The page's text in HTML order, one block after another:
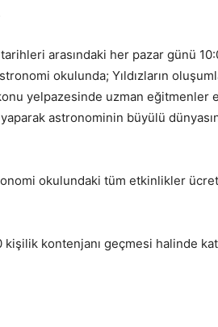
tarihleri arasındaki her pazar günü
okulunda; Yıldızların
yelpazesinde uzman eğitmenler
astronominin büyülü
okulundaki tüm etkinlikler
kişilik kontenjanı geçmesi halinde